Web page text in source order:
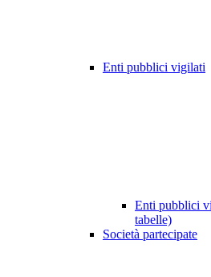
Enti pubblici vigilati
Enti pubblici
tabelle)
Società partecipate